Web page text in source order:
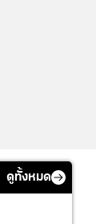
ดูทั้งหมด